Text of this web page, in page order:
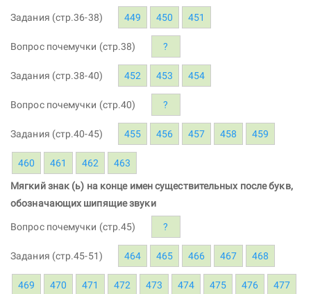
Задания (стр.36-38) 449 450 451
Вопрос почемучки (стр.38) ?
Задания (стр.38-40) 452 453 454
Вопрос почемучки (стр.40) ?
Задания (стр.40-45) 455 456 457 458 459
460 461 462 463
Мягкий знак (ь) на конце имен существительных после букв,
обозначающих шипящие звуки
Вопрос почемучки (стр.45) ?
Задания (стр.45-51) 464 465 466 467 468
469 470 471 472 473 474 475 476 477